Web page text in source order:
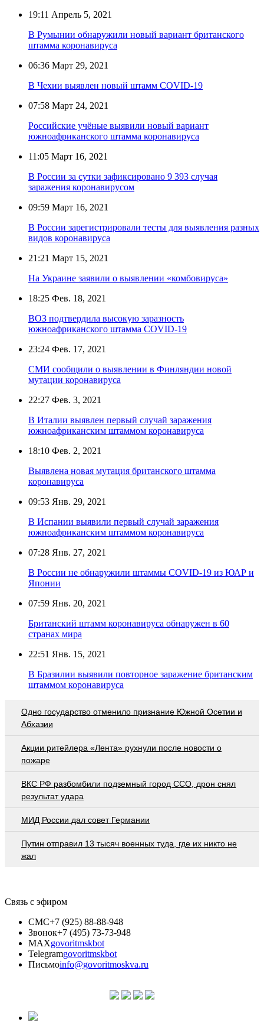
19:11 Апрель 5, 2021
В Румынии обнаружили новый вариант британского
штамма коронавируса
06:36 Март 29, 2021
В Чехии выявлен новый штамм COVID-19
07:58 Март 24, 2021
Российские учёные выявили новый вариант
южноафриканского штамма коронавируса
11:05 Март 16, 2021
В России за сутки зафиксировано 9 393 случая
заражения коронавирусом
09:59 Март 16, 2021
В России зарегистрировали тесты для выявления разных
видов коронавируса
21:21 Март 15, 2021
На Украине заявили о выявлении «комбовируса»
18:25 Фев. 18, 2021
ВОЗ подтвердила высокую заразность
южноафриканского штамма COVID-19
23:24 Фев. 17, 2021
СМИ сообщили о выявлении в Финляндии новой
мутации коронавируса
22:27 Фев. 3, 2021
В Италии выявлен первый случай заражения
южноафриканским штаммом коронавируса
18:10 Фев. 2, 2021
Выявлена новая мутация британского штамма
коронавируса
09:53 Янв. 29, 2021
В Испании выявили первый случай заражения
южноафриканским штаммом коронавируса
07:28 Янв. 27, 2021
В России не обнаружили штаммы COVID-19 из ЮАР и
Японии
07:59 Янв. 20, 2021
Британский штамм коронавируса обнаружен в 60
странах мира
22:51 Янв. 15, 2021
В Бразилии выявили повторное заражение британским
штаммом коронавируса
Одно государство отменило признание Южной Осетии и
Абхазии
Акции ритейлера «Лента» рухнули после новости о
пожаре
ВКС РФ разбомбили подземный город ССО, дрон снял
результат удара
МИД России дал совет Германии
Путин отправил 13 тысяч военных туда, где их никто не
жал
Связь с эфиром
СМС+7 (925) 88-88-948
Звонок+7 (495) 73-73-948
MAXgovoritmskbot
Telegramgovoritmskbot
Письмоinfo@govoritmoskva.ru